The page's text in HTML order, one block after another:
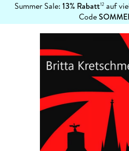
Summer Sale: 13% Rabatt12auf
Code
erfahren